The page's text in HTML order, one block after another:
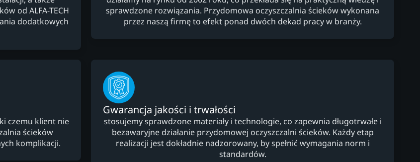
od ALFA-TECH
dodatkowych
sprawdzone rozwiązania. Przydomowa oczyszczalnia ścieków wykonana
przez naszą firmę to efekt ponad dwóch dekad pracy w branży.
czemu klient nie
ścieków
komplikacji.
Gwarancja jakości i trwałości
stosujemy sprawdzone materiały i technologie, co zapewnia długotrwałe i
bezawaryjne działanie przydomowej oczyszczalni ścieków. Każdy etap
realizacji jest dokładnie nadzorowany, by spełnić wymagania norm i
standardów.